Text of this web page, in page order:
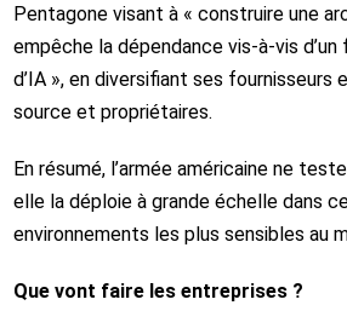
Pentagone visant à « construire une
empêche la dépendance vis-à-vis d’un
d’IA », en diversifiant ses fournisseurs
source et propriétaires.
En résumé, l’armée américaine ne
elle la déploie à grande échelle dans
environnements les plus sensibles au
Que vont faire les entreprises ?